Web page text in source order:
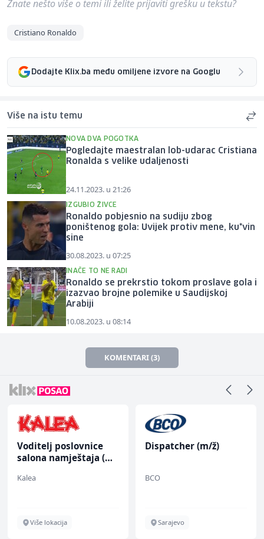
Znate nešto više o temi ili želite prijaviti grešku u tekstu?
Cristiano Ronaldo
Dodajte Klix.ba među omiljene izvore na Googlu
Više na istu temu
NOVA DVA POGOTKA
Pogledajte maestralan lob-udarac Cristiana
Ronalda s velike udaljenosti
24.11.2023. u 21:26
IZGUBIO ŽIVCE
Ronaldo pobjesnio na sudiju zbog
poništenog gola: Uvijek protiv mene, ku*vin
sine
30.08.2023. u 07:25
INAČE TO NE RADI
Ronaldo se prekrstio tokom proslave gola i
izazvao brojne polemike u Saudijskoj
Arabiji
10.08.2023. u 08:14
KOMENTARI (3)
Voditelj poslovnice
salona namještaja (m/
Kalea
Više lokacija
Dispatcher (m/ž)
BCO
Sarajevo